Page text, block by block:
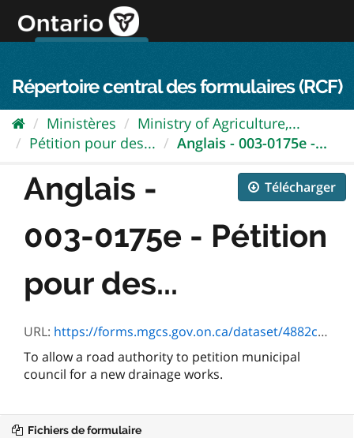
directement
au
Répertoire central des formulaires (RCF)
Ministères
Ministry of Agriculture,...
Pétition pour des...
Anglais - 003-0175e -...
Télécharger
Anglais -
003-0175e - Pétition
pour des...
URL: https://forms.mgcs.gov.on.ca/dataset/4882ca72-6872-48ff-902e-7972ef56b218/resource/1a5e8286-a431-4882-9d90-9b3786a72a10/download/0175e.pdf
To allow a road authority to petition municipal
council for a new drainage works.
Fichiers de formulaire